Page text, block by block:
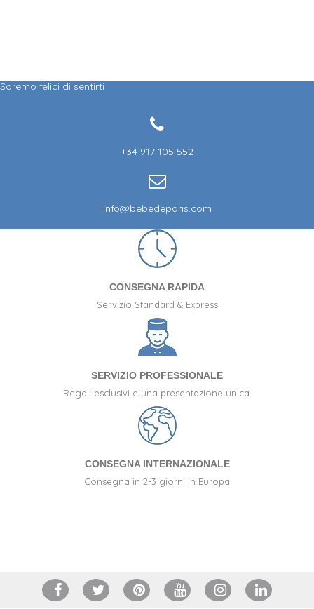
Saremo felici di sentirti
+34 917 105 552
info@bebedeparis.com
CONSEGNA RAPIDA
Servizio Standard & Express
SERVIZIO PROFESSIONALE
Regali esclusivi e una presentazione unica.
CONSEGNA INTERNAZIONALE
Consegna in 2-3 giorni in Europa